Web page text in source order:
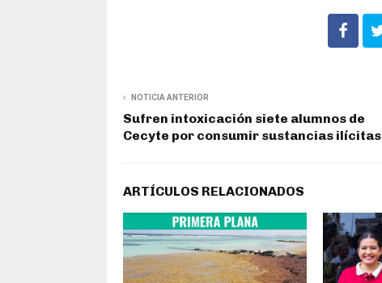
NOTICIA ANTERIOR
Sufren intoxicación siete alumnos de
Cecyte por consumir sustancias ilícitas
ARTÍCULOS RELACIONADOS